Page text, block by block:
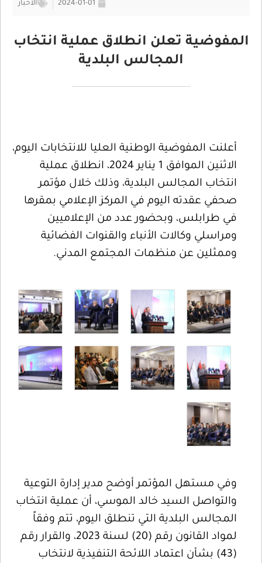
2024-01-01 الأخبار
المفوضية تعلن انطلاق عملية انتخاب
المجالس البلدية
أعلنت المفوضية الوطنية العليا للانتخابات اليوم،
الاثنين الموافق 1 يناير 2024، انطلاق عملية
انتخاب المجالس البلدية، وذلك خلال مؤتمر
صحفي عقدته اليوم في المركز الإعلامي بمقرها
في طرابلس، وبحضور عدد من الإعلاميين
ومراسلي وكالات الأنباء والقنوات الفضائية
وممثلين عن منظمات المجتمع المدني.
وفي مستهل المؤتمر أوضح مدير إدارة التوعية
والتواصل السيد خالد الموسي، أن عملية انتخاب
المجالس البلدية التي تنطلق اليوم، تتم وفقاً
لمواد القانون رقم (20) لسنة 2023، والقرار رقم
(43) بشأن اعتماد اللائحة التنفيذية لانتخاب